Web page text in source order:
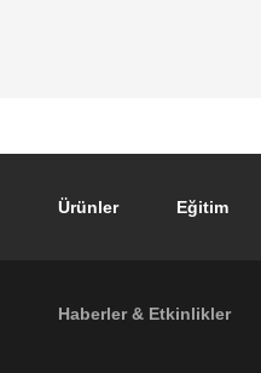
Footer main
Ürünler Eğitim
Footer
Haberler & Etkinlikler